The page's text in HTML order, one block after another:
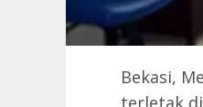
Bekasi,
terletak